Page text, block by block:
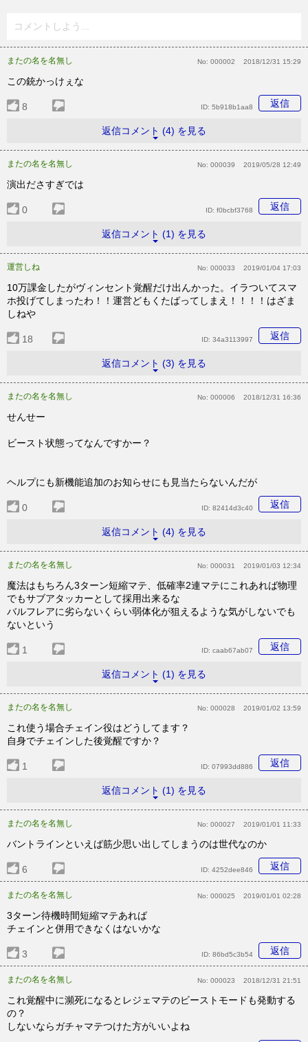
コメントしよう...
またの名を名無し No: 000002 2018/12/31 15:29
この銃かっけぇな
8 返信
ID: 5b918b1aa8
返信コメント (4) を見る
またの名を名無し No: 000039 2019/05/28 12:49
演出ださすぎでは
0 返信
ID: f0bcbf3768
返信コメント (1) を見る
運営しね No: 000033 2019/01/04 17:03
10万課金したがヴィンセント覚醒だけ出んかった。イラついてスマ
ホ投げてしまったわ！！運営どもくたばってしまえ！！！！はざま
しねや
18 返信
ID: 34a3113997
返信コメント (3) を見る
またの名を名無し No: 000006 2018/12/31 16:36
せんせー
ビースト状態ってなんですかー？
ヘルプにも新機能追加のお知らせにも見当たらないんだが
0 返信
ID: 82414d3c40
返信コメント (4) を見る
またの名を名無し No: 000031 2019/01/03 12:34
魔法はもちろん3ターン短縮マテ、低確率2連マテにこれあれば物理
でもサブアタッカーとして採用出来るな
バルフレアに劣らないくらい弱体化が狙えるような気がしないでも
ないという
1 返信
ID: caab67ab07
返信コメント (1) を見る
またの名を名無し No: 000028 2019/01/02 13:59
これ使う場合チェイン役はどうしてます？
自身でチェインした後覚醒ですか？
1 返信
ID: 07993dd886
返信コメント (1) を見る
またの名を名無し No: 000027 2019/01/01 11:33
バントラインといえば筋少思い出してしまうのは世代なのか
6 返信
ID: 4252dee846
またの名を名無し No: 000025 2019/01/01 02:28
3ターン待機時間短縮マテあれば
チェインと併用できなくはないかな
3 返信
ID: 86bd5c3b54
またの名を名無し No: 000023 2018/12/31 21:51
これ覚醒中に瀕死になるとレジェマテのビーストモードも発動する
の？
しないならガチャマテつけた方がいいよね